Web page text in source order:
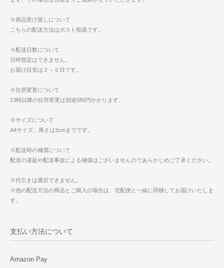
※商品受け渡しについて
こちらの配送方法はポスト投函です。
※配送日数について
日時指定はできません。
お届け目安は２～５日です。
※住所変更について
13時以降の住所変更は別途580円かかります。
※サイズについて
A4サイズ、厚さは3cmまでです。
※配送時の補償について
配送の遅延や配送事故による補償はございませんのであらかじめご了承ください。
※代引きは選択できません。
※他の配送方法の商品とご購入の場合は、宅配便と一緒に同梱してお届けいたしま
す。
支払い方法について
Amazon Pay